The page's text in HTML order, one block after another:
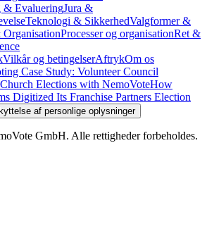
EvalueringJura &
Teknologi & SikkerhedValgformer &
OrganisationProcesser og organisationRet &
Vilkår og betingelserAftrykOm os
Case Study: Volunteer Council
Elections with NemoVoteHow
Digitized Its Franchise Partners Election
af personlige oplysninger
GmbH. Alle rettigheder forbeholdes.